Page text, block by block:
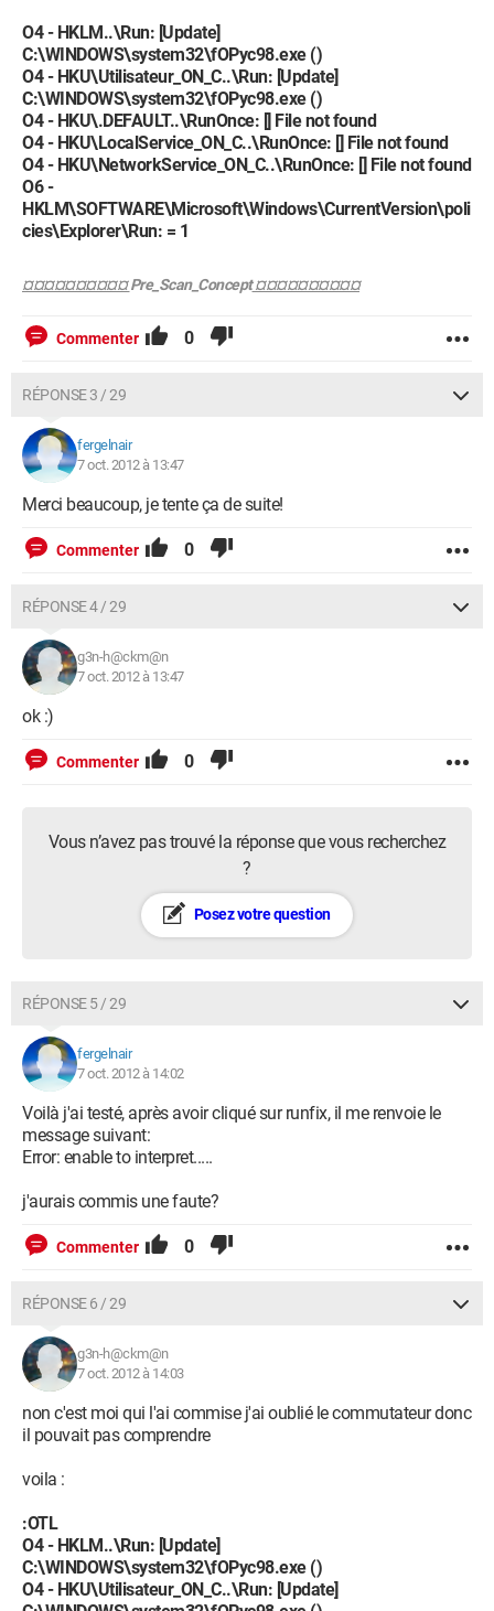
O4 - HKLM..\Run: [Update]
C:\WINDOWS\system32\fOPyc98.exe ()
O4 - HKU\Utilisateur_ON_C..\Run: [Update]
C:\WINDOWS\system32\fOPyc98.exe ()
O4 - HKU\.DEFAULT..\RunOnce: [] File not found
O4 - HKU\LocalService_ON_C..\RunOnce: [] File not found
O4 - HKU\NetworkService_ON_C..\RunOnce: [] File not found
O6 -
HKLM\SOFTWARE\Microsoft\Windows\CurrentVersion\poli
cies\Explorer\Run: = 1
¤¤¤¤¤¤¤¤¤¤Pre_Scan_Concept¤¤¤¤¤¤¤¤¤¤
Commenter 0
RÉPONSE 3 / 29
fergelnair
7 oct. 2012 à 13:47
Merci beaucoup, je tente ça de suite!
Commenter 0
RÉPONSE 4 / 29
g3n-h@ckm@n
7 oct. 2012 à 13:47
ok :)
Commenter 0
Vous n’avez pas trouvé la réponse que vous recherchez
?
Posez votre question
RÉPONSE 5 / 29
fergelnair
7 oct. 2012 à 14:02
Voilà j'ai testé, après avoir cliqué sur runfix, il me renvoie le
message suivant:
Error: enable to interpret.....
j'aurais commis une faute?
Commenter 0
RÉPONSE 6 / 29
g3n-h@ckm@n
7 oct. 2012 à 14:03
non c'est moi qui l'ai commise j'ai oublié le commutateur donc
il pouvait pas comprendre
voila :
:OTL
O4 - HKLM..\Run: [Update]
C:\WINDOWS\system32\fOPyc98.exe ()
O4 - HKU\Utilisateur_ON_C..\Run: [Update]